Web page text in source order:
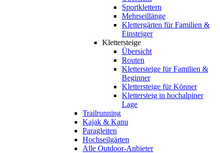
Sportklettern
Mehrseillänge
Klettergärten für Familien &
Einsteiger
Klettersteige
Übersicht
Routen
Klettersteige für Familien &
Beginner
Klettersteige für Könner
Klettersteig in hochalpiner
Lage
Trailrunning
Kajak & Kanu
Paragleiten
Hochseilgärten
Alle Outdoor-Anbieter